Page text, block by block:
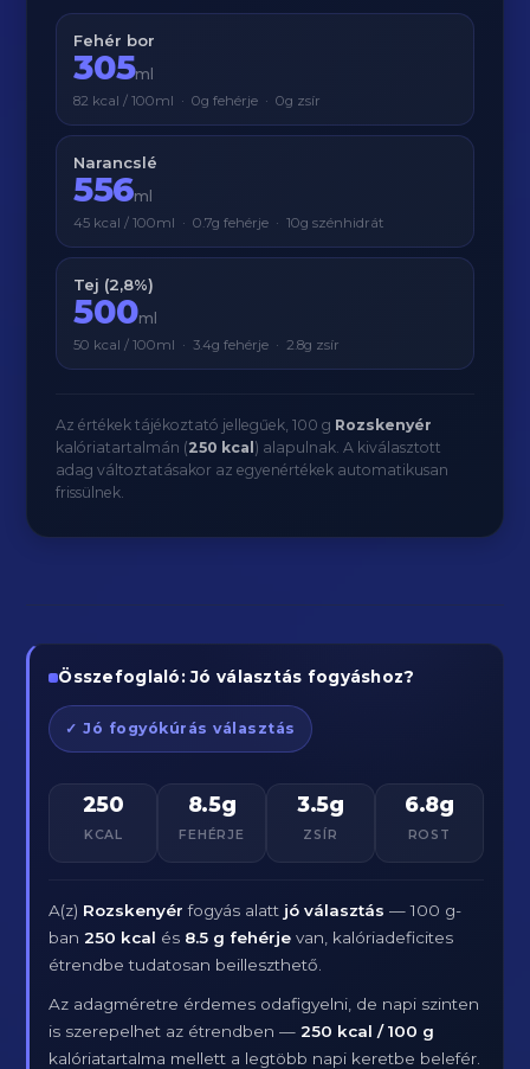
Fehér bor
305ml
82 kcal / 100ml · 0g fehérje · 0g zsír
Narancslé
556ml
45 kcal / 100ml · 0.7g fehérje · 10g szénhidrát
Tej (2,8%)
500ml
50 kcal / 100ml · 3.4g fehérje · 2.8g zsír
Az értékek tájékoztató jellegűek, 100 g Rozskenyér
kalóriatartalmán (250 kcal ) alapulnak. A kiválasztott
adag változtatásakor az egyenértékek automatikusan
frissülnek.
Összefoglaló: Jó választás fogyáshoz?
✓ Jó fogyókúrás választás
250
KCAL
8.5g
FEHÉRJE
3.5g
ZSÍR
6.8g
ROST
A(z) Rozskenyér fogyás alatt jó választás — 100 g-
ban250 kcal és 8.5 g fehérje van, kalóriadeficites
étrendbe tudatosan beilleszthető.
Az adagméretre érdemes odafigyelni, de napi szinten
is szerepelhet az étrendben —250 kcal / 100 g
kalóriatartalma mellett a legtöbb napi keretbe belefér.